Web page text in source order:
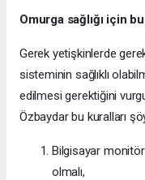
Omurga sağlığı için
Gerek yetişkinlerde
sisteminin sağlıklı
edilmesi gerektiğini
Özbaydar bu kuralları
Bilgisayar
olmalı,